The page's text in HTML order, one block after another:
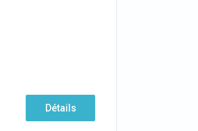
Détails